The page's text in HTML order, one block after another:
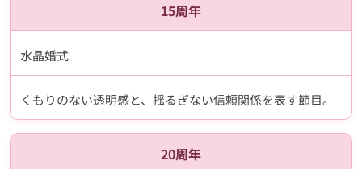
15周年
水晶婚式
くもりのない透明感と、揺るぎない信頼関係を表す節目。
20周年